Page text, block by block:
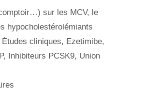
sur les MCV, le
hypocholestérolémiants
Études cliniques, Ezetimibe,
, Inhibiteurs PCSK9, Union